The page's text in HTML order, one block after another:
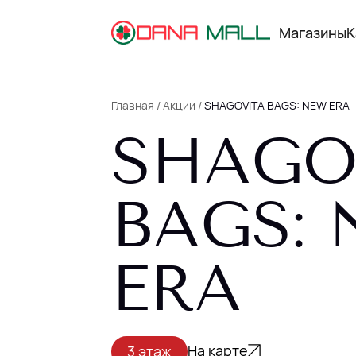
Магазины
КАРТА ТЦ
РЕКЛАМА В ТЦ
КАК ДОБРАТЬСЯ
ПАРКИНГ
О DANA MALL
АРЕНДАТОРАМ
Главная /Акции /SHAGOVITA BAGS: NEW ERA
BAGS:
ERA
3 этаж На карте